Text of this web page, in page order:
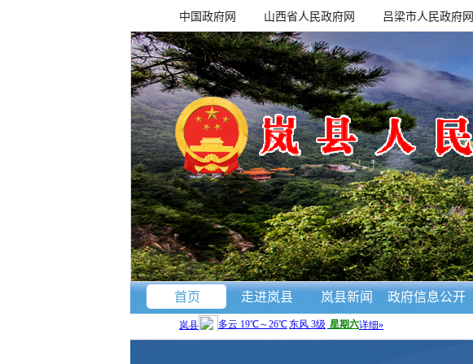
中国政府网 山西省人民政府网 吕梁市人民政府网
首页 走进岚县 岚县新闻 政府信息公开